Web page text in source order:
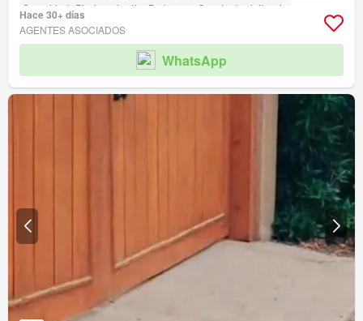
Seguridad Piscina Jardín Barbacoa Caseta de vigilancia
Hace 30+ días
AGENTES ASOCIADOS
WhatsApp